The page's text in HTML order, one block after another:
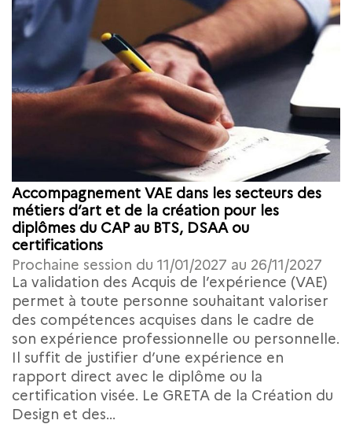
Accompagnement VAE dans les secteurs des
métiers d’art et de la création pour les
diplômes du CAP au BTS, DSAA ou
certifications
Prochaine session du 11/01/2027 au 26/11/2027
La validation des Acquis de l’expérience (VAE)
permet à toute personne souhaitant valoriser
des compétences acquises dans le cadre de
son expérience professionnelle ou personnelle.
Il suffit de justifier d’une expérience en
rapport direct avec le diplôme ou la
certification visée. Le GRETA de la Création du
Design et des...